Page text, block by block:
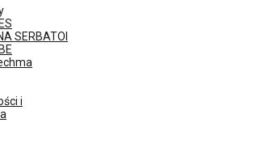
SERBATOI
i